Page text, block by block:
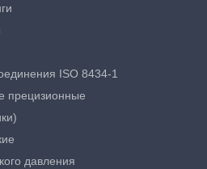
ISO 8434-1
прецизионные
давления